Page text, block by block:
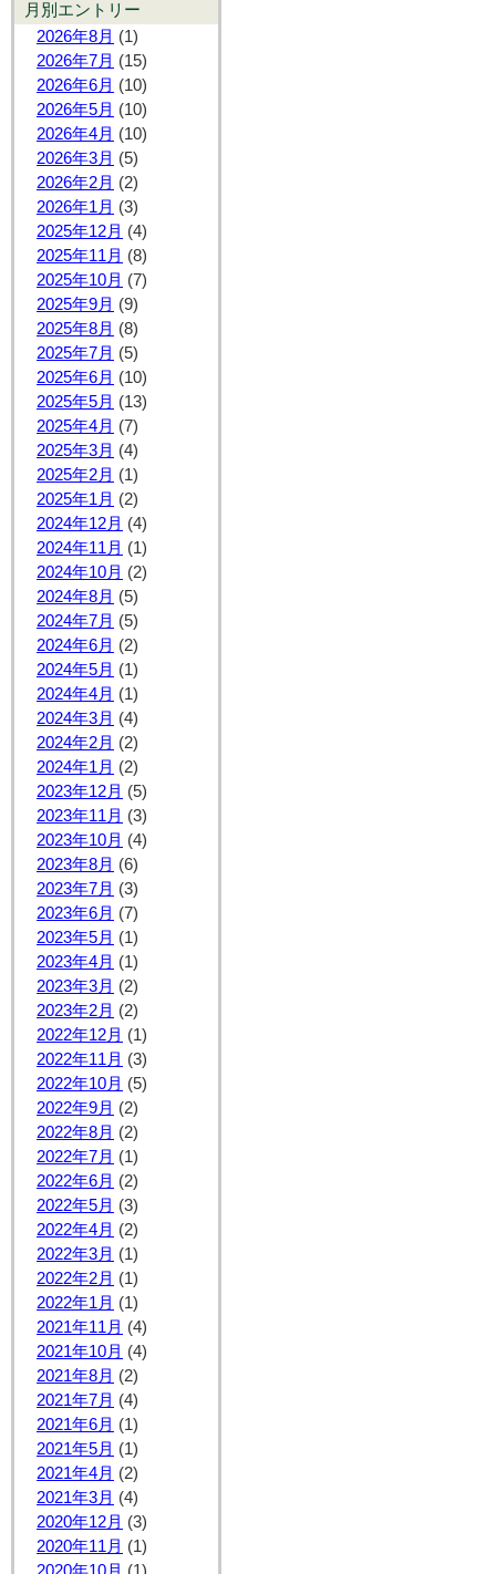
月別エントリー
2026年8月 (1)
2026年7月 (15)
2026年6月 (10)
2026年5月 (10)
2026年4月 (10)
2026年3月 (5)
2026年2月 (2)
2026年1月 (3)
2025年12月 (4)
2025年11月 (8)
2025年10月 (7)
2025年9月 (9)
2025年8月 (8)
2025年7月 (5)
2025年6月 (10)
2025年5月 (13)
2025年4月 (7)
2025年3月 (4)
2025年2月 (1)
2025年1月 (2)
2024年12月 (4)
2024年11月 (1)
2024年10月 (2)
2024年8月 (5)
2024年7月 (5)
2024年6月 (2)
2024年5月 (1)
2024年4月 (1)
2024年3月 (4)
2024年2月 (2)
2024年1月 (2)
2023年12月 (5)
2023年11月 (3)
2023年10月 (4)
2023年8月 (6)
2023年7月 (3)
2023年6月 (7)
2023年5月 (1)
2023年4月 (1)
2023年3月 (2)
2023年2月 (2)
2022年12月 (1)
2022年11月 (3)
2022年10月 (5)
2022年9月 (2)
2022年8月 (2)
2022年7月 (1)
2022年6月 (2)
2022年5月 (3)
2022年4月 (2)
2022年3月 (1)
2022年2月 (1)
2022年1月 (1)
2021年11月 (4)
2021年10月 (4)
2021年8月 (2)
2021年7月 (4)
2021年6月 (1)
2021年5月 (1)
2021年4月 (2)
2021年3月 (4)
2020年12月 (3)
2020年11月 (1)